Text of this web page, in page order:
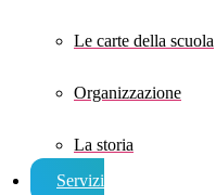
Le carte della scuola
Organizzazione
La storia
Servizi